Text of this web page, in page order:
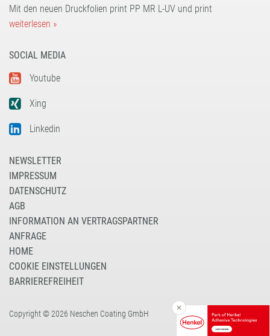
Mit den neuen Druckfolien print PP MR L-UV und print
weiterlesen »
SOCIAL MEDIA
Youtube
Xing
Linkedin
NEWSLETTER
IMPRESSUM
DATENSCHUTZ
AGB
INFORMATION AN VERTRAGSPARTNER
ANFRAGE
HOME
COOKIE EINSTELLUNGEN
BARRIEREFREIHEIT
Copyright © 2026 Neschen Coating GmbH